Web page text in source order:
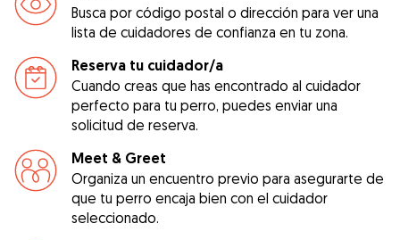
Busca por código postal o dirección para ver una
lista de cuidadores de confianza en tu zona.
Reserva tu cuidador/a
Cuando creas que has encontrado al cuidador
perfecto para tu perro, puedes enviar una
solicitud de reserva.
Meet & Greet
Organiza un encuentro previo para asegurarte de
que tu perro encaja bien con el cuidador
seleccionado.